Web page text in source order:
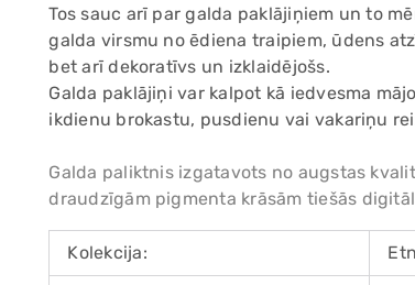
Tos sauc arī par galda paklājiņiem un to
galda virsmu no ēdiena traipiem, ūdens
bet arī dekoratīvs un izklaidējošs.
Galda paklājiņi var kalpot kā iedvesma
ikdienu brokastu, pusdienu vai vakariņu
Galda paliktnis izgatavots no augstas
draudzīgām pigmenta krāsām tiešās
Kolekcija: